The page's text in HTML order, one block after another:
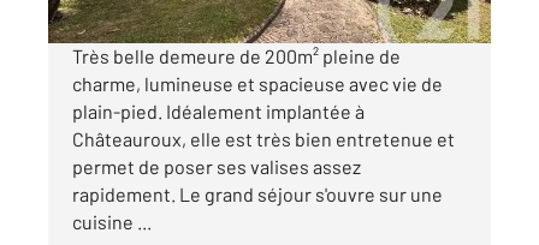
Très belle demeure de 200m² pleine de
charme, lumineuse et spacieuse avec vie de
plain-pied. Idéalement implantée à
Châteauroux, elle est très bien entretenue et
permet de poser ses valises assez
rapidement. Le grand séjour s'ouvre sur une
cuisine ...